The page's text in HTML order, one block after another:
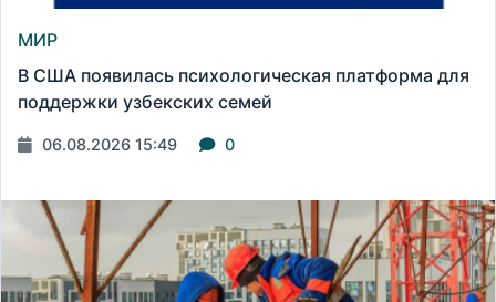
МИР
В США появилась психологическая платформа для
поддержки узбекских семей
06.08.2026 15:49 0